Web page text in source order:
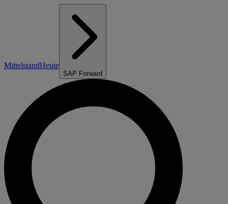
MittelstandHeute
SAP Forward